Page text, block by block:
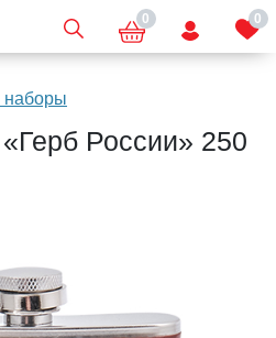
0 0
наборы
России» 250